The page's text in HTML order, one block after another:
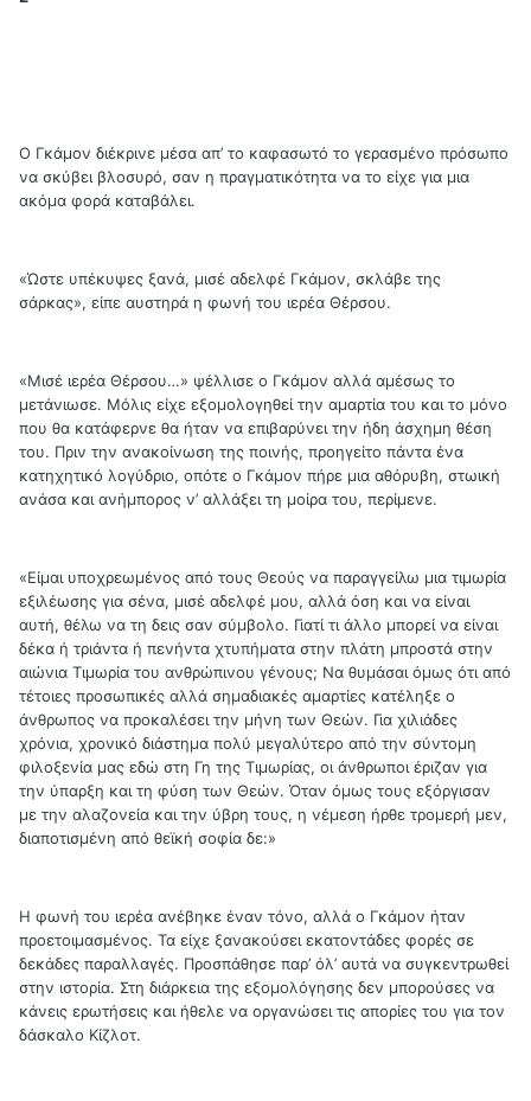
Ο Γκάμον διέκρινε μέσα απ’ το καφασωτό το γερασμένο πρόσωπο
να σκύβει βλοσυρό, σαν η πραγματικότητα να το είχε για μια
ακόμα φορά καταβάλει.
«Ώστε υπέκυψες ξανά, μισέ αδελφέ Γκάμον, σκλάβε της
σάρκας», είπε αυστηρά η φωνή του ιερέα Θέρσου.
«Μισέ ιερέα Θέρσου…» ψέλλισε ο Γκάμον αλλά αμέσως το
μετάνιωσε. Μόλις είχε εξομολογηθεί την αμαρτία του και το μόνο
που θα κατάφερνε θα ήταν να επιβαρύνει την ήδη άσχημη θέση
του. Πριν την ανακοίνωση της ποινής, προηγείτο πάντα ένα
κατηχητικό λογύδριο, οπότε ο Γκάμον πήρε μια αθόρυβη, στωική
ανάσα και ανήμπορος ν’ αλλάξει τη μοίρα του, περίμενε.
«Είμαι υποχρεωμένος από τους Θεούς να παραγγείλω μια τιμωρία
εξιλέωσης για σένα, μισέ αδελφέ μου, αλλά όση και να είναι
αυτή, θέλω να τη δεις σαν σύμβολο. Γιατί τι άλλο μπορεί να είναι
δέκα ή τριάντα ή πενήντα χτυπήματα στην πλάτη μπροστά στην
αιώνια Τιμωρία του ανθρώπινου γένους; Να θυμάσαι όμως ότι από
τέτοιες προσωπικές αλλά σημαδιακές αμαρτίες κατέληξε ο
άνθρωπος να προκαλέσει την μήνη των Θεών. Για χιλιάδες
χρόνια, χρονικό διάστημα πολύ μεγαλύτερο από την σύντομη
φιλοξενία μας εδώ στη Γη της Τιμωρίας, οι άνθρωποι έριζαν για
την ύπαρξη και τη φύση των Θεών. Όταν όμως τους εξόργισαν
με την αλαζονεία και την ύβρη τους, η νέμεση ήρθε τρομερή μεν,
διαποτισμένη από θεϊκή σοφία δε:»
Η φωνή του ιερέα ανέβηκε έναν τόνο, αλλά ο Γκάμον ήταν
προετοιμασμένος. Τα είχε ξανακούσει εκατοντάδες φορές σε
δεκάδες παραλλαγές. Προσπάθησε παρ’ όλ’ αυτά να συγκεντρωθεί
στην ιστορία. Στη διάρκεια της εξομολόγησης δεν μπορούσες να
κάνεις ερωτήσεις και ήθελε να οργανώσει τις απορίες του για τον
δάσκαλο Κίζλοτ.